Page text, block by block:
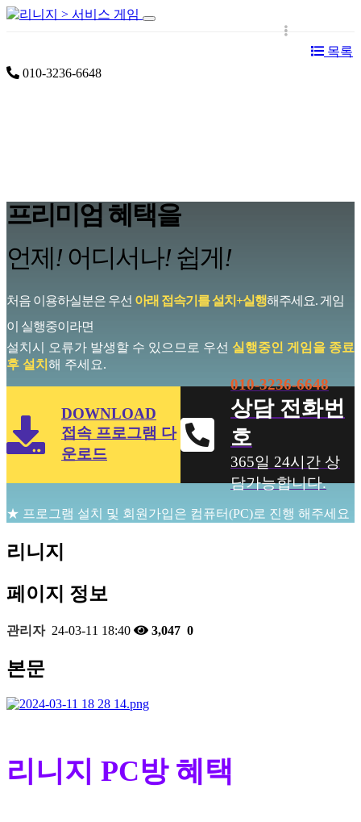
010-3236-6648
프리미엄 혜택을
언제 ! 어디서나! 쉽게 !
처음 이용하실분은 우선 아래 접속기를 설치+실행해주세요. 게임
이 실행중이라면
설치시 오류가 발생할 수 있으므로 우선 실행중인 게임을 종료
후 설치 해 주세요.
DOWNLOAD
접속 프로그램 다
운로드
010-3236-6648
상담 전화번
호
365일 24시간 상
담가능합니다.
★ 프로그램 설치 및 회원가입은 컴퓨터(PC)로 진행 해주세요
목록
리니지
페이지 정보
관리자 24-03-11 18:40 3,047 0
본문
리니지 PC방 혜택